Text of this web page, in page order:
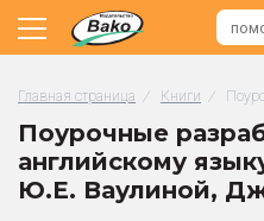
Главная страница / Книги /
Поурочные
английскому
Ю.Е. Ваулиной,